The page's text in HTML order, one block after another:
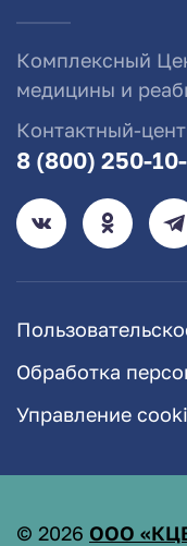
Комплексный
медицины и
Контактный-
8 (800) 250-
Обработка
Управление
© 2026 ООО